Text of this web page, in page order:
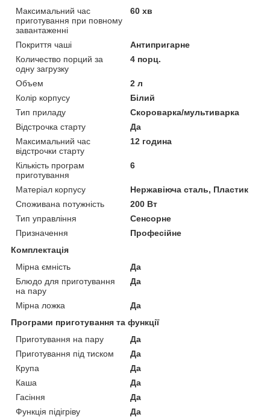
Максимальний час
приготування при повному
завантаженні
60 хв
Покриття чаші
Антипригарне
Количество порций за
одну загрузку
4 порц.
Объем
2 л
Колір корпусу
Білий
Тип приладу
Скороварка/мультиварка
Відстрочка старту
Да
Максимальний час
відстрочки старту
12 година
Кількість програм
приготування
6
Матеріал корпусу
Нержавіюча сталь, Пластик
Споживана потужність
200 Вт
Тип управління
Сенсорне
Призначення
Професійне
Комплектація
Мірна ємність
Да
Блюдо для приготування
на пару
Да
Мірна ложка
Да
Програми приготування та функції
Приготування на пару
Да
Приготування під тиском
Да
Крупа
Да
Каша
Да
Гасіння
Да
Функція підігріву
Да